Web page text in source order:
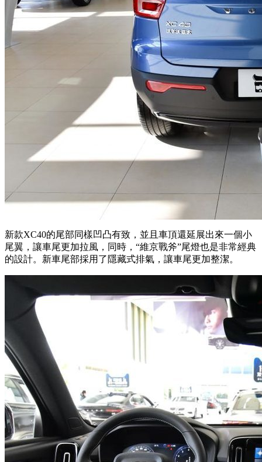
新款XC40的尾部同樣凹凸有致，並且車頂還延展出來一個小
尾翼，讓車尾更加拉風，同時，“維京戰斧”尾燈也是非常經典
的設計。新車尾部採用了隱藏式排氣，讓車尾更加整潔。